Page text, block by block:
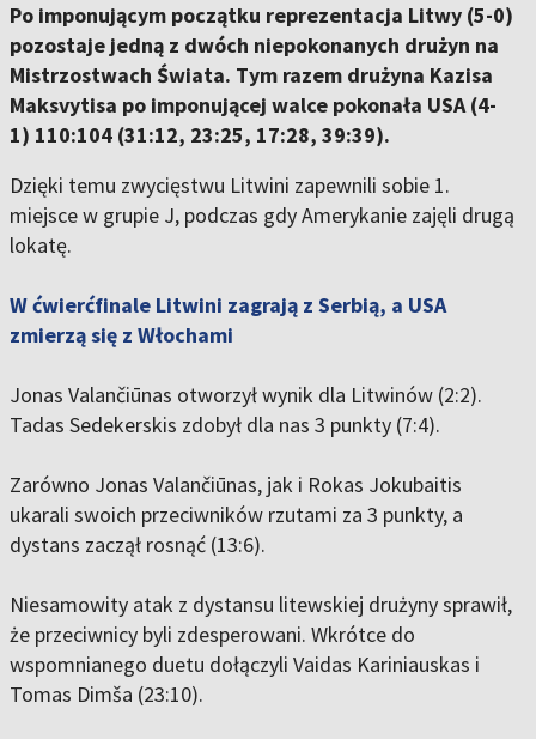
Po imponującym początku reprezentacja Litwy (5-0)
pozostaje jedną z dwóch niepokonanych drużyn na
Mistrzostwach Świata. Tym razem drużyna Kazisa
Maksvytisa po imponującej walce pokonała USA (4-
1) 110:104 (31:12, 23:25, 17:28, 39:39).
Dzięki temu zwycięstwu Litwini zapewnili sobie 1.
miejsce w grupie J, podczas gdy Amerykanie zajęli drugą
lokatę.
W ćwierćfinale Litwini zagrają z Serbią, a USA
zmierzą się z Włochami
Jonas Valančiūnas otworzył wynik dla Litwinów (2:2).
Tadas Sedekerskis zdobył dla nas 3 punkty (7:4).
Zarówno Jonas Valančiūnas, jak i Rokas Jokubaitis
ukarali swoich przeciwników rzutami za 3 punkty, a
dystans zaczął rosnąć (13:6).
Niesamowity atak z dystansu litewskiej drużyny sprawił,
że przeciwnicy byli zdesperowani. Wkrótce do
wspomnianego duetu dołączyli Vaidas Kariniauskas i
Tomas Dimša (23:10).